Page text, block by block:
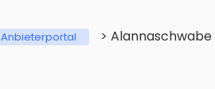
Anbieterportal > Alannaschwabe